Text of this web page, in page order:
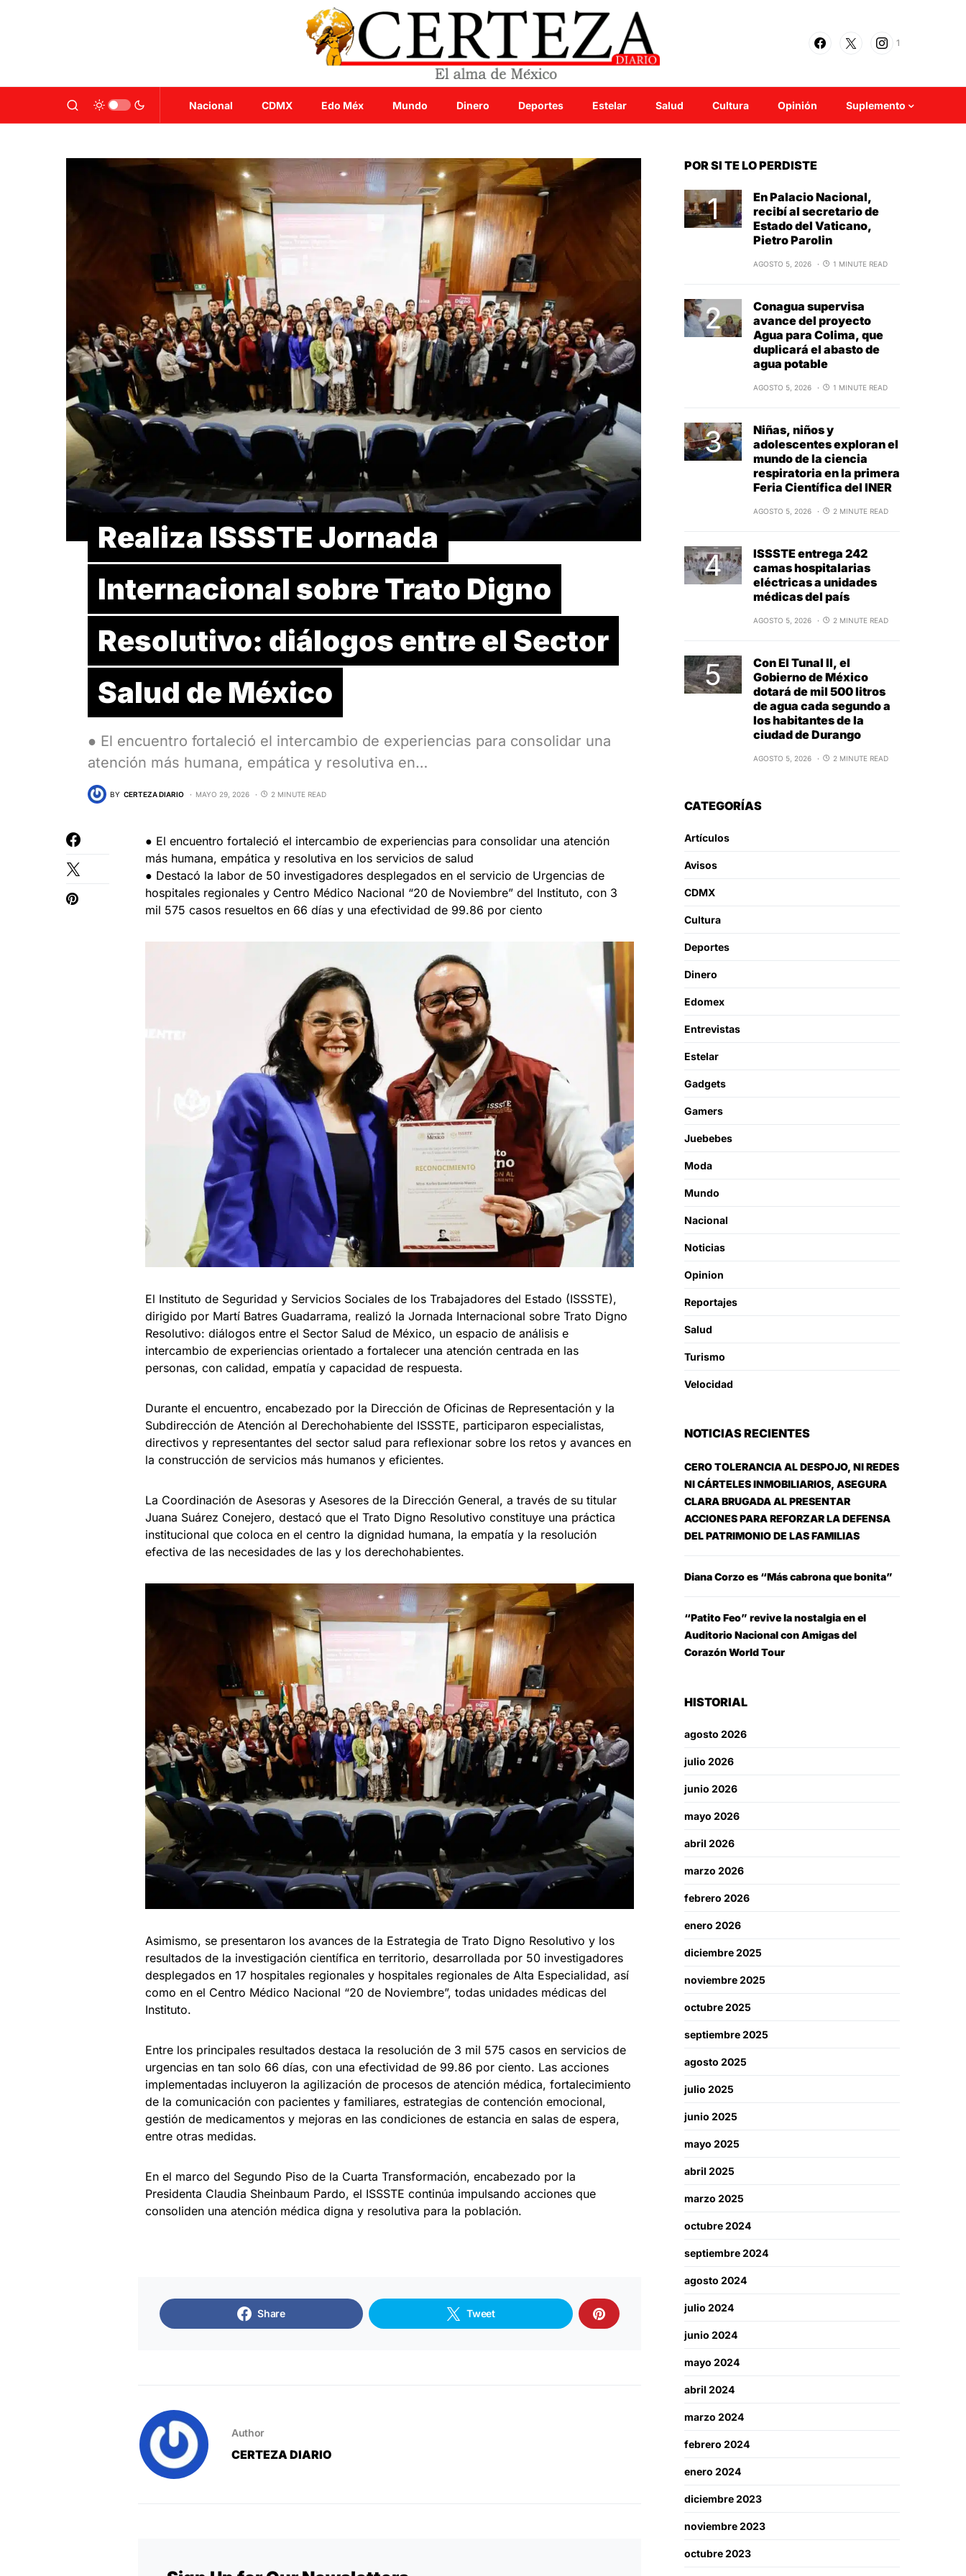
1
Nacional CDMX Edo Méx Mundo Dinero Deportes Estelar Salud Cultura Opinión Suplemento
Realiza ISSSTE Jornada
Internacional sobre Trato Digno
Resolutivo: diálogos entre el Sector
Salud de México
● El encuentro fortaleció el intercambio de experiencias para consolidar una
atención más humana, empática y resolutiva en…
BY CERTEZA DIARIO MAYO 29, 2026 2 MINUTE READ
● El encuentro fortaleció el intercambio de experiencias para consolidar una atención
más humana, empática y resolutiva en los servicios de salud
● Destacó la labor de 50 investigadores desplegados en el servicio de Urgencias de
hospitales regionales y Centro Médico Nacional “20 de Noviembre” del Instituto, con 3
mil 575 casos resueltos en 66 días y una efectividad de 99.86 por ciento
El Instituto de Seguridad y Servicios Sociales de los Trabajadores del Estado (ISSSTE),
dirigido por Martí Batres Guadarrama, realizó la Jornada Internacional sobre Trato Digno
Resolutivo: diálogos entre el Sector Salud de México, un espacio de análisis e
intercambio de experiencias orientado a fortalecer una atención centrada en las
personas, con calidad, empatía y capacidad de respuesta.
Durante el encuentro, encabezado por la Dirección de Oficinas de Representación y la
Subdirección de Atención al Derechohabiente del ISSSTE, participaron especialistas,
directivos y representantes del sector salud para reflexionar sobre los retos y avances en
la construcción de servicios más humanos y eficientes.
La Coordinación de Asesoras y Asesores de la Dirección General, a través de su titular
Juana Suárez Conejero, destacó que el Trato Digno Resolutivo constituye una práctica
institucional que coloca en el centro la dignidad humana, la empatía y la resolución
efectiva de las necesidades de las y los derechohabientes.
Asimismo, se presentaron los avances de la Estrategia de Trato Digno Resolutivo y los
resultados de la investigación científica en territorio, desarrollada por 50 investigadores
desplegados en 17 hospitales regionales y hospitales regionales de Alta Especialidad, así
como en el Centro Médico Nacional “20 de Noviembre”, todas unidades médicas del
Instituto.
Entre los principales resultados destaca la resolución de 3 mil 575 casos en servicios de
urgencias en tan solo 66 días, con una efectividad de 99.86 por ciento. Las acciones
implementadas incluyeron la agilización de procesos de atención médica, fortalecimiento
de la comunicación con pacientes y familiares, estrategias de contención emocional,
gestión de medicamentos y mejoras en las condiciones de estancia en salas de espera,
entre otras medidas.
En el marco del Segundo Piso de la Cuarta Transformación, encabezado por la
Presidenta Claudia Sheinbaum Pardo, el ISSSTE continúa impulsando acciones que
consoliden una atención médica digna y resolutiva para la población.
Share Tweet
Author
CERTEZA DIARIO
POR SI TE LO PERDISTE
En Palacio Nacional,
recibí al secretario de
Estado del Vaticano,
Pietro Parolin
AGOSTO 5, 2026 1 MINUTE READ
Conagua supervisa
avance del proyecto
Agua para Colima, que
duplicará el abasto de
agua potable
AGOSTO 5, 2026 1 MINUTE READ
Niñas, niños y
adolescentes exploran el
mundo de la ciencia
respiratoria en la primera
Feria Científica del INER
AGOSTO 5, 2026 2 MINUTE READ
ISSSTE entrega 242
camas hospitalarias
eléctricas a unidades
médicas del país
AGOSTO 5, 2026 2 MINUTE READ
Con El Tunal II, el
Gobierno de México
dotará de mil 500 litros
de agua cada segundo a
los habitantes de la
ciudad de Durango
AGOSTO 5, 2026 2 MINUTE READ
CATEGORÍAS
Artículos
Avisos
CDMX
Cultura
Deportes
Dinero
Edomex
Entrevistas
Estelar
Gadgets
Gamers
Juebebes
Moda
Mundo
Nacional
Noticias
Opinion
Reportajes
Salud
Turismo
Velocidad
NOTICIAS RECIENTES
CERO TOLERANCIA AL DESPOJO, NI REDES
NI CÁRTELES INMOBILIARIOS, ASEGURA
CLARA BRUGADA AL PRESENTAR
ACCIONES PARA REFORZAR LA DEFENSA
DEL PATRIMONIO DE LAS FAMILIAS
Diana Corzo es “Más cabrona que bonita”
“Patito Feo” revive la nostalgia en el
Auditorio Nacional con Amigas del
Corazón World Tour
HISTORIAL
agosto 2026
julio 2026
junio 2026
mayo 2026
abril 2026
marzo 2026
febrero 2026
enero 2026
diciembre 2025
noviembre 2025
octubre 2025
septiembre 2025
agosto 2025
julio 2025
junio 2025
mayo 2025
abril 2025
marzo 2025
octubre 2024
septiembre 2024
agosto 2024
julio 2024
junio 2024
mayo 2024
abril 2024
marzo 2024
febrero 2024
enero 2024
diciembre 2023
noviembre 2023
octubre 2023